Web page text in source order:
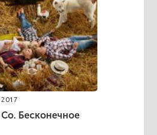
Бесконечное